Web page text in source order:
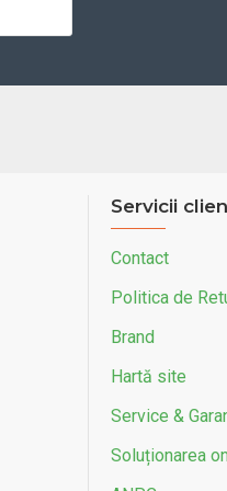
6
1 cilindru, 4 timpi,
CVT Automata
LED
Servicii
Contact
Politica de
Brand
Hartă site
Service &
Soluționarea